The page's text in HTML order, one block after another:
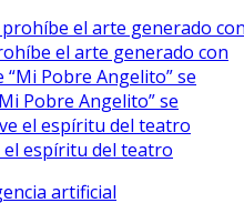
el arte generado con
Pobre Angelito” se
el espíritu del teatro